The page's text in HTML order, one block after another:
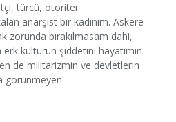
türcü, otoriter
anarşist bir kadınım. Askere
zorunda bırakılmasam dahi,
erk kültürün şiddetini hayatımın
de militarizmin ve devletlerin
görünmeyen